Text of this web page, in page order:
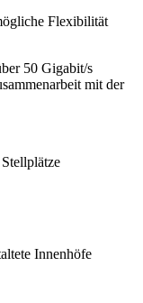
Flexibilität
50 Gigabit/s
mit der
Innenhöfe